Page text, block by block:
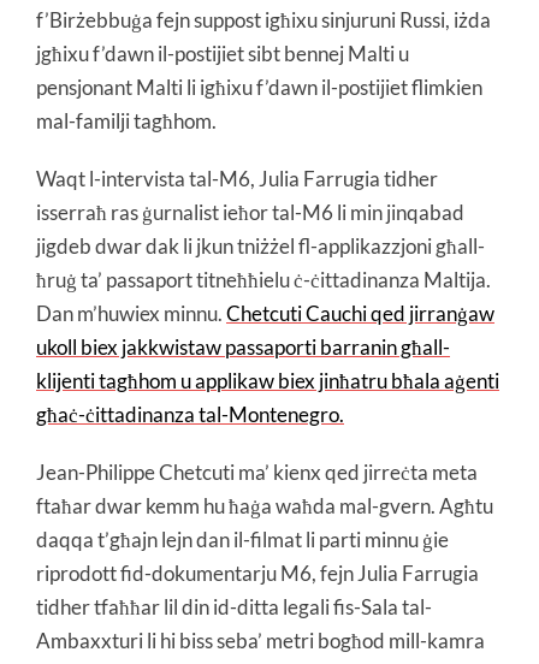
f’Birżebbuġa fejn suppost igħixu sinjuruni Russi, iżda
jgħixu f’dawn il-postijiet sibt bennej Malti u
pensjonant Malti li igħixu f’dawn il-postijiet flimkien
mal-familji tagħhom.
Waqt l-intervista tal-M6, Julia Farrugia tidher
isserraħ ras ġurnalist ieħor tal-M6 li min jinqabad
jigdeb dwar dak li jkun tniżżel fl-applikazzjoni għall-
ħruġ ta’ passaport titneħħielu ċ-ċittadinanza Maltija.
Dan m’huwiex minnu.Chetcuti Cauchi qed jirranġaw
ukoll biex jakkwistaw passaporti barranin għall-
klijenti tagħhom u applikaw biex jinħatru bħala aġenti
għaċ-ċittadinanza tal-Montenegro.
Jean-Philippe Chetcuti ma’ kienx qed jirreċta meta
ftaħar dwar kemm hu ħaġa waħda mal-gvern. Agħtu
daqqa t’għajn lejn dan il-filmat li parti minnu ġie
riprodott fid-dokumentarju M6, fejn Julia Farrugia
tidher tfaħħar lil din id-ditta legali fis-Sala tal-
Ambaxxturi li hi biss seba’ metri bogħod mill-kamra